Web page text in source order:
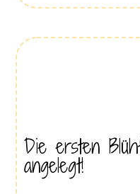
Die ersten
angelegt!